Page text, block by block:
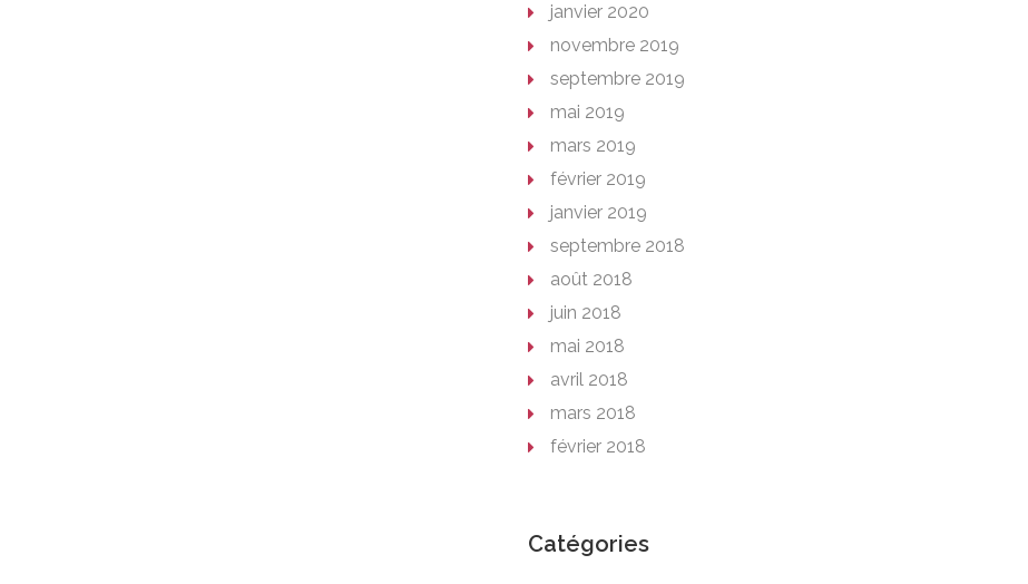
janvier 2020
novembre 2019
septembre 2019
mai 2019
mars 2019
février 2019
janvier 2019
septembre 2018
août 2018
juin 2018
mai 2018
avril 2018
mars 2018
février 2018
Catégories